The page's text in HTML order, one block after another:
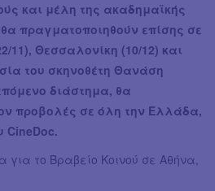
και μέλη της ακαδημαϊκής
πραγματοποιηθούν επίσης σε
11), Θεσσαλονίκη (10/12) και
του σκηνοθέτη Θανάση
διάστημα, θα
προβολές σε όλη την Ελλάδα,
CineDoc.
για το Βραβείο Κοινού σε Αθήνα,